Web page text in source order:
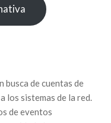
busca de cuentas de
sistemas de la red.
de eventos